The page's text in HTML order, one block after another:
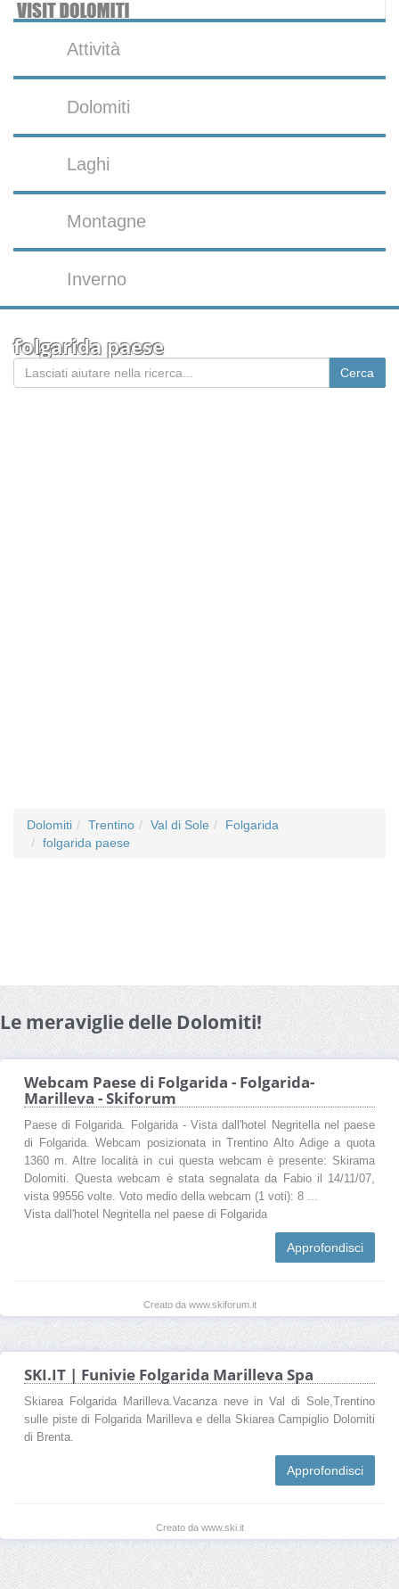
Attività
Dolomiti
Laghi
Montagne
Inverno
folgarida paese
Dolomiti Trentino Val di Sole
Folgarida
folgarida paese
Le meraviglie delle Dolomiti!
Webcam Paese di Folgarida - Folgarida-
Marilleva - Skiforum
Paese di Folgarida. Folgarida - Vista dall'hotel Negritella nel paese
di Folgarida. Webcam posizionata in Trentino Alto Adige a quota
1360 m. Altre località in cui questa webcam è presente: Skirama
Dolomiti. Questa webcam è stata segnalata da Fabio il 14/11/07,
vista 99556 volte. Voto medio della webcam (1 voti): 8 ...
Vista dall'hotel Negritella nel paese di Folgarida
Approfondisci
Creato da www.skiforum.it
SKI.IT | Funivie Folgarida Marilleva Spa
Skiarea Folgarida Marilleva.Vacanza neve in Val di Sole,Trentino
sulle piste di Folgarida Marilleva e della Skiarea Campiglio Dolomiti
di Brenta.
Approfondisci
Creato da www.ski.it